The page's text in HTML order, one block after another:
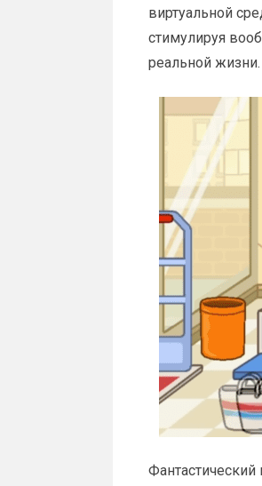
виртуальной
стимулируя
реальной жизни.